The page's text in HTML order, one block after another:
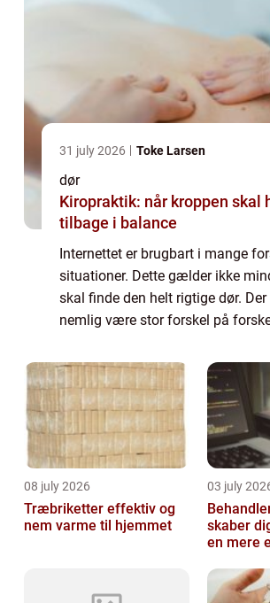
31 july 2026 Toke Larsen
dør
Kiropraktik: når kroppen skal
tilbage i balance
Internettet er brugbart i mange
situationer. Dette gælder ikke
skal finde den helt rigtige dør. Der
nemlig være stor forskel på
mulighed for at danne dig et
08 july 2026
Træbriketter effektiv og
nem varme til hjemmet
03 july
skaber
en mere